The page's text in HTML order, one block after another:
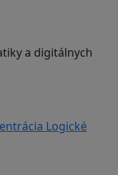
a digitálnych
Logické